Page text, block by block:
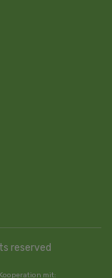
reserved
mit: